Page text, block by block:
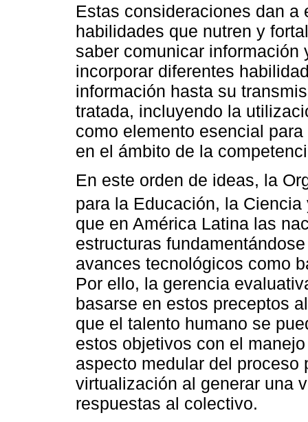
Estas consideraciones dan a
habilidades que nutren y
saber comunicar
incorporar diferentes
información hasta su
tratada, incluyendo la
como elemento esencial
en el ámbito de la
En este orden de ideas, la
para la Educación, la Ciencia
que en América Latina las
estructuras
avances tecnológicos como
Por ello, la gerencia
basarse en estos preceptos
que el talento humano se
estos objetivos con el
aspecto medular del
virtualización al generar una
respuestas al colectivo.